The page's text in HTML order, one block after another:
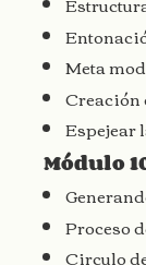
Meta
Creación
Espejear
Módulo
Proceso
Circulo